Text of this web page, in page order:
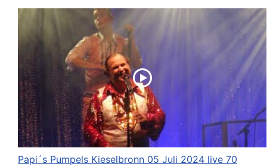
Papi´s Pumpels Kieselbronn 05 Juli 2024 live 70